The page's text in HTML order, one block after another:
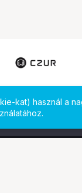
kat) használ a